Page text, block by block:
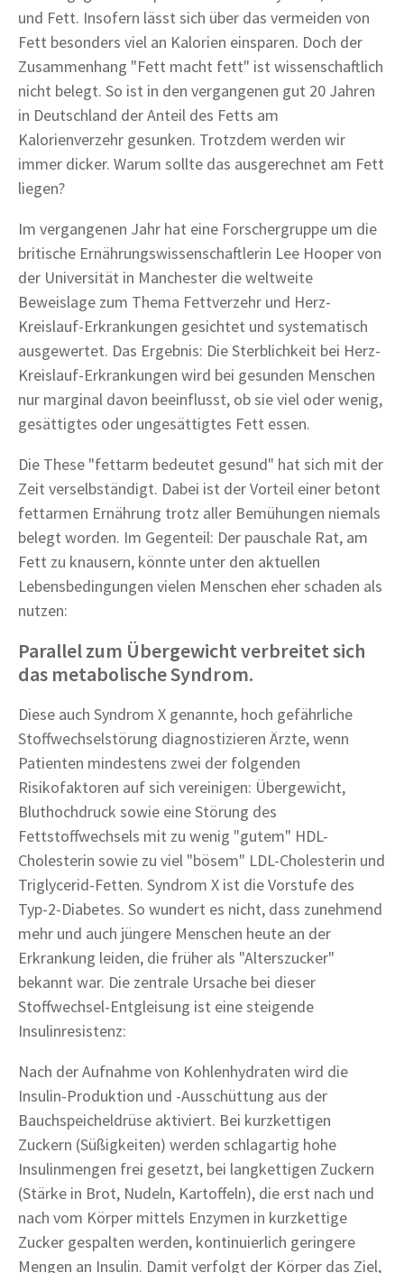
und Fett. Insofern lässt sich über das vermeiden von
Fett besonders viel an Kalorien einsparen. Doch der
Zusammenhang "Fett macht fett" ist wissenschaftlich
nicht belegt. So ist in den vergangenen gut 20 Jahren
in Deutschland der Anteil des Fetts am
Kalorienverzehr gesunken. Trotzdem werden wir
immer dicker. Warum sollte das ausgerechnet am Fett
liegen?
Im vergangenen Jahr hat eine Forschergruppe um die
britische Ernährungswissenschaftlerin Lee Hooper von
der Universität in Manchester die weltweite
Beweislage zum Thema Fettverzehr und Herz-
Kreislauf-Erkrankungen gesichtet und systematisch
ausgewertet. Das Ergebnis: Die Sterblichkeit bei Herz-
Kreislauf-Erkrankungen wird bei gesunden Menschen
nur marginal davon beeinflusst, ob sie viel oder wenig,
gesättigtes oder ungesättigtes Fett essen.
Die These "fettarm bedeutet gesund" hat sich mit der
Zeit verselbständigt. Dabei ist der Vorteil einer betont
fettarmen Ernährung trotz aller Bemühungen niemals
belegt worden. Im Gegenteil: Der pauschale Rat, am
Fett zu knausern, könnte unter den aktuellen
Lebensbedingungen vielen Menschen eher schaden als
nutzen:
Parallel zum Übergewicht verbreitet sich
das metabolische Syndrom.
Diese auch Syndrom X genannte, hoch gefährliche
Stoffwechselstörung diagnostizieren Ärzte, wenn
Patienten mindestens zwei der folgenden
Risikofaktoren auf sich vereinigen: Übergewicht,
Bluthochdruck sowie eine Störung des
Fettstoffwechsels mit zu wenig "gutem" HDL-
Cholesterin sowie zu viel "bösem" LDL-Cholesterin und
Triglycerid-Fetten. Syndrom X ist die Vorstufe des
Typ-2-Diabetes. So wundert es nicht, dass zunehmend
mehr und auch jüngere Menschen heute an der
Erkrankung leiden, die früher als "Alterszucker"
bekannt war. Die zentrale Ursache bei dieser
Stoffwechsel-Entgleisung ist eine steigende
Insulinresistenz:
Nach der Aufnahme von Kohlenhydraten wird die
Insulin-Produktion und -Ausschüttung aus der
Bauchspeicheldrüse aktiviert. Bei kurzkettigen
Zuckern (Süßigkeiten) werden schlagartig hohe
Insulinmengen frei gesetzt, bei langkettigen Zuckern
(Stärke in Brot, Nudeln, Kartoffeln), die erst nach und
nach vom Körper mittels Enzymen in kurzkettige
Zucker gespalten werden, kontinuierlich geringere
Mengen an Insulin. Damit verfolgt der Körper das Ziel,